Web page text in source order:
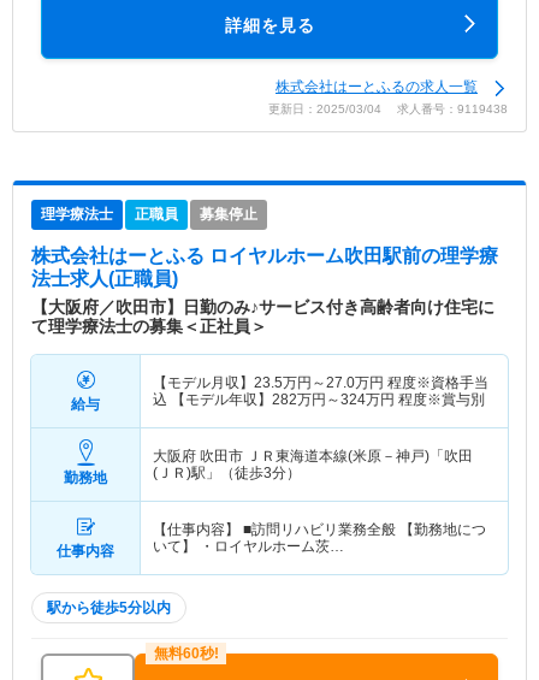
詳細を見る
株式会社はーとふるの求人一覧
更新日：2025/03/04 求人番号：9119438
理学療法士 正職員 募集停止
株式会社はーとふる ロイヤルホーム吹田駅前の理学療
法士求人(正職員)
【大阪府／吹田市】日勤のみ♪サービス付き高齢者向け住宅に
て理学療法士の募集＜正社員＞
給与
【モデル月収】 23.5万円～27.0万円 程度※資格手当
込 【モデル年収】 282万円～324万円 程度※賞与別
勤務地
大阪府 吹田市 ＪＲ東海道本線(米原－神戸)「吹田
(ＪＲ)駅」（徒歩3分）
仕事内容
【仕事内容】 ■訪問リハビリ業務全般 【勤務地につ
いて】 ・ロイヤルホーム茨…
駅から徒歩5分以内